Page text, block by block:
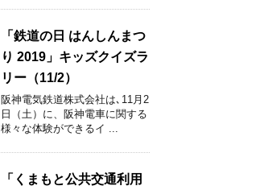
「鉄道の日 はんしんまつ
り 2019」キッズクイズラ
リー（11/2）
阪神電気鉄道株式会社は､11月2
日（土）に、阪神電車に関する
様々な体験ができるイ ...
「くまもと公共交通利用